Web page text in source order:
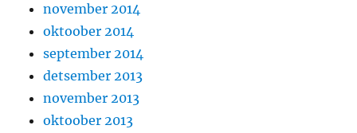
november 2014
oktoober 2014
september 2014
detsember 2013
november 2013
oktoober 2013